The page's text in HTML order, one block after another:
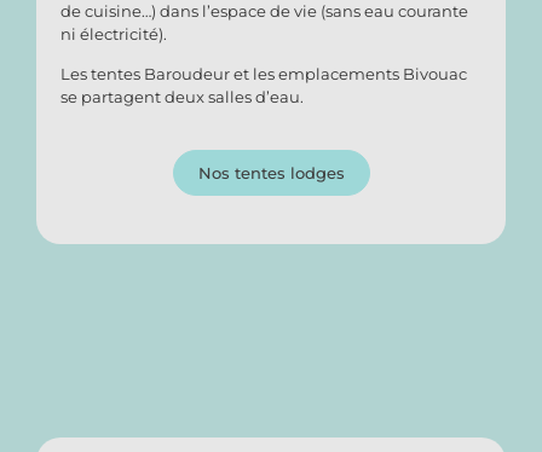
de cuisine…) dans l’espace de vie (sans eau courante
ni électricité).
Les tentes Baroudeur et les emplacements Bivouac
se partagent deux salles d’eau.
Nos tentes lodges